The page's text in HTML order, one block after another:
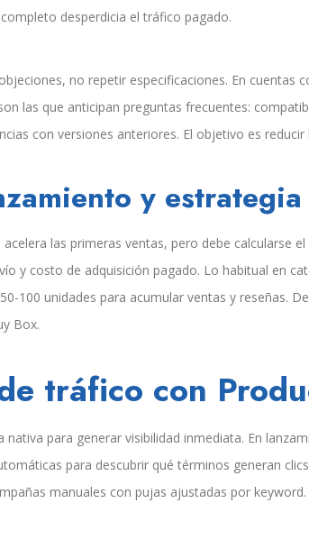
desperdicia el tráfico pagado.
no repetir especificaciones. En cuentas
las que anticipan preguntas frecuentes:
con versiones anteriores. El objetivo es
y
las primeras ventas, pero debe calcularse
y costo de adquisición pagado. Lo habitual en
100 unidades para acumular ventas y reseñas.
Box.
tráfico con
nativa para generar visibilidad inmediata. En
para descubrir qué términos generan
manuales con pujas ajustadas por keyword.